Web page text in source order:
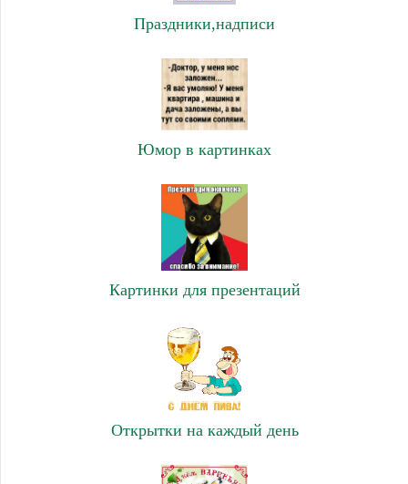
Праздники,надписи
Юмор в картинках
Картинки для презентаций
Открытки на каждый день